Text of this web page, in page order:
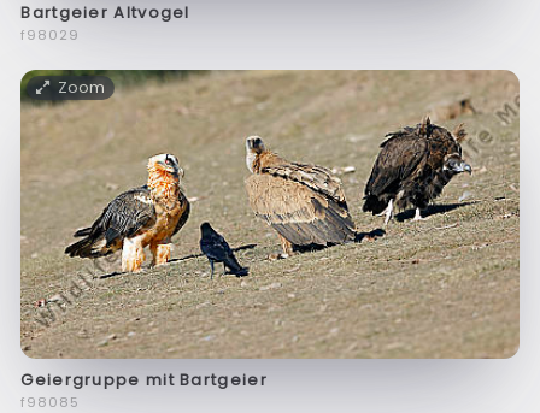
Bartgeier Altvogel
f98029
Zoom
Geiergruppe mit Bartgeier
f98085